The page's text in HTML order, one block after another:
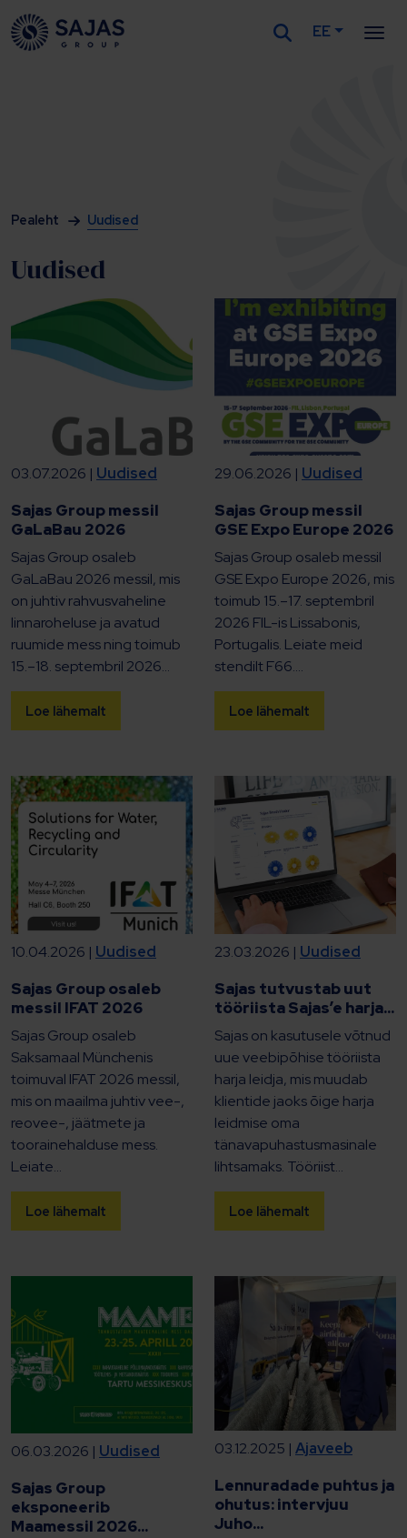
Siirry sisältöön
EE
Pealeht Uudised
Uudised
03.07.2026 | Uudised
Sajas Group messil
GaLaBau 2026
Sajas Group osaleb
GaLaBau 2026 messil, mis
on juhtiv rahvusvaheline
linnaroheluse ja avatud
ruumide mess ning toimub
15.–18. septembril 2026...
Loe lähemalt
29.06.2026 | Uudised
Sajas Group messil
GSE Expo Europe 2026
Sajas Group osaleb messil
GSE Expo Europe 2026, mis
toimub 15.–17. septembril
2026 FIL-is Lissabonis,
Portugalis. Leiate meid
stendilt F66....
Loe lähemalt
10.04.2026 | Uudised
Sajas Group osaleb
messil IFAT 2026
Sajas Group osaleb
Saksamaal Münchenis
toimuval IFAT 2026 messil,
mis on maailma juhtiv vee-,
reovee-, jäätmete ja
toorainehalduse mess.
Leiate...
Loe lähemalt
23.03.2026 | Uudised
Sajas tutvustab uut
tööriista Sajas’e harja...
Sajas on kasutusele võtnud
uue veebipõhise tööriista
harja leidja, mis muudab
klientide jaoks õige harja
leidmise oma
tänavapuhastusmasinale
lihtsamaks. Tööriist...
Loe lähemalt
06.03.2026 | Uudised
Sajas Group
eksponeerib
Maamessil 2026...
03.12.2025 | Ajaveeb
Lennuradade puhtus ja
ohutus: intervjuu
Juho...